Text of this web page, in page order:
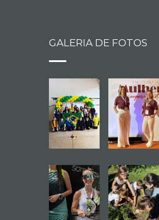
GALERIA DE FOTOS